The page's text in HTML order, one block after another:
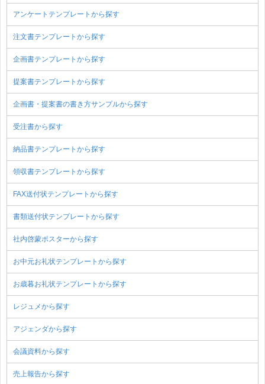
アンケートテンプレートから探す
注文書テンプレートから探す
企画書テンプレートから探す
提案書テンプレートから探す
企画書・提案書の書き方サンプルから探す
受注書から探す
納品書テンプレートから探す
領収書テンプレートから探す
FAX送付状テンプレートから探す
書類送付状テンプレートから探す
社内啓蒙ポスターから探す
お中元お礼状テンプレートから探す
お歳暮お礼状テンプレートから探す
レジュメから探す
アジェンダから探す
会議資料から探す
売上報告から探す